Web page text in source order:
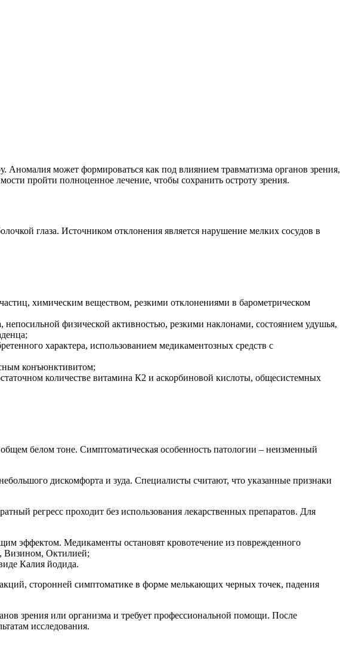
может формироваться как под влиянием травматизма органов зрения,
пройти полноценное лечение, чтобы сохранить остроту зрения.
глаза. Источником отклонения является нарушение мелких сосудов в
химическим веществом, резкими отклонениями в барометрическом
непосильной физической активностью, резкими наклонами, состоянием удушья,
характера, использованием медикаментозных средств с
конъюнктивитом;
количестве витамина К2 и аскорбиновой кислоты, общесистемных
белом тоне. Симптоматическая особенность патологии – неизменный
дискомфорта и зуда. Специалисты считают, что указанные признаки
регресс проходит без использования лекарственных препаратов. Для
эффектом. Медикаменты остановят кровотечение из поврежденного
Визином, Октилией;
Калия йодида.
сторонней симптоматике в форме мелькающих черных точек, падения
зрения или организма и требует профессиональной помощи. После
исследования.